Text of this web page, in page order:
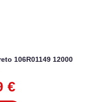
106R01149 12000
€